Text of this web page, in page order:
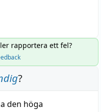
rapportera ett fel?
?
den höga